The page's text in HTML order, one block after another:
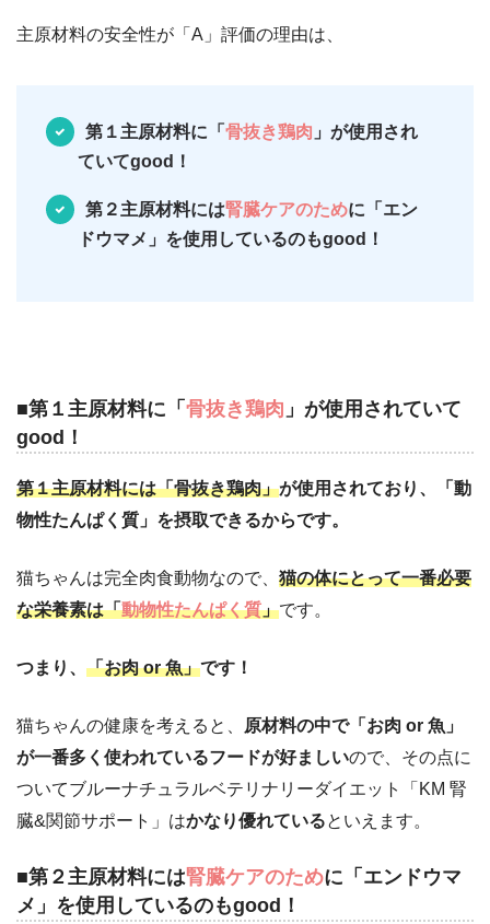
主原材料の安全性が「A」評価の理由は、
第１主原材料に 「骨抜き鶏肉 」が使用され
ていてgood！
第２主原材料には腎臓ケアのために「エン
ドウマメ」を使用しているのもgood！
■第１主原材料に「 骨抜き鶏肉 」が使用されていて
good！
第１主原材料には「骨抜き鶏肉」が使用されており、「動
物性たんぱく質」を摂取できるからです。
猫ちゃんは完全肉食動物なので、 猫の体にとって一番必要
な栄養素は「動物性たんぱく質」です。
つまり、 「お肉 or 魚」です！
猫ちゃんの健康を考えると、
原材料の中で「お肉 or 魚」
が一番多く使われているフードが好ましいので、その点に
ついてブルーナチュラルベテリナリーダイエット「KM 腎
臓&関節サポート」はかなり優れているといえます。
■第２主原材料には腎臓ケアのために「エンドウマ
メ」を使用しているのもgood！